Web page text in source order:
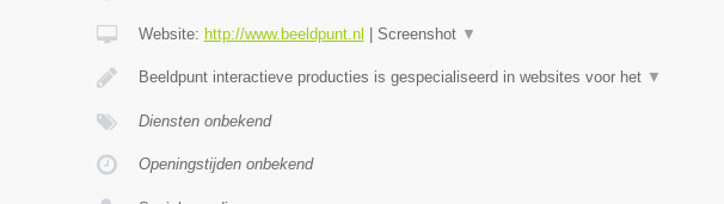
Website: http://www.beeldpunt.nl Screenshot ▼
Beeldpunt interactieve producties is gespecialiseerd in websites voor het ▼
Diensten onbekend
Openingstijden onbekend